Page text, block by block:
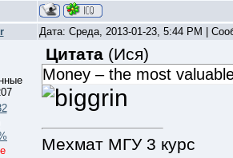
Дата: Среда, 2013-01-23, 5:44 PM |
Цитата(Ися)
Money – the most
Мехмат МГУ 3 курс